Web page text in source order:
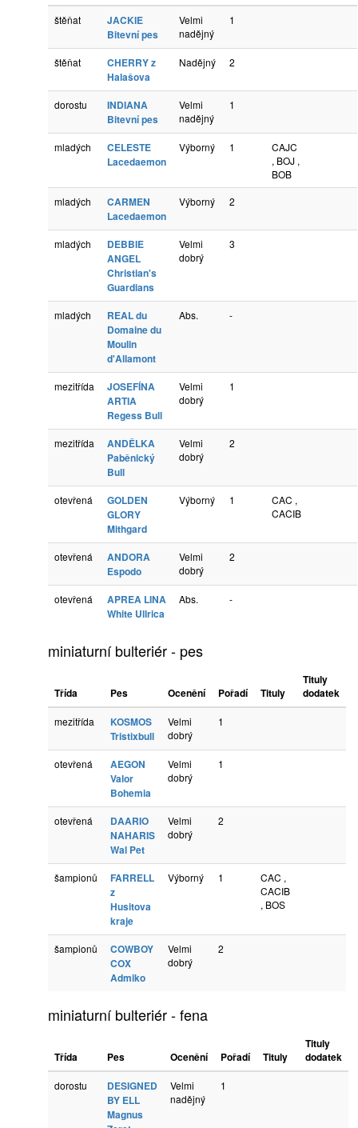
štěňat
JACKIE
Bitevní pes
Velmi
nadějný
1
štěňat
CHERRY z
Halašova
Nadějný 2
dorostu
INDIANA
Bitevní pes
Velmi
nadějný
1
mladých
CELESTE
Lacedaemon
Výborný 1
CAJC
, BOJ ,
BOB
mladých
CARMEN
Lacedaemon
Výborný 2
mladých
DEBBIE
ANGEL
Christian's
Guardians
Velmi
dobrý
3
mladých
REAL du
Domaine du
Moulin
d'Allamont
Abs. -
mezitřída
JOSEFÍNA
ARTIA
Regess Bull
Velmi
dobrý
1
mezitřída
ANDĚLKA
Paběnický
Bull
Velmi
dobrý
2
otevřená
GOLDEN
GLORY
Mithgard
Výborný 1
CAC ,
CACIB
otevřená
ANDORA
Espodo
Velmi
dobrý
2
otevřená
APREA LINA
White Ullrica
Abs. -
miniaturní bulteriér - pes
Třída Pes Ocenění Pořadí Tituly
Tituly
dodatek
mezitřída
KOSMOS
Tristixbull
Velmi
dobrý
1
otevřená
AEGON
Valor
Bohemia
Velmi
dobrý
1
otevřená
DAARIO
NAHARIS
Wal Pet
Velmi
dobrý
2
šampionů
FARRELL
z
Husitova
kraje
Výborný 1
CAC ,
CACIB
, BOS
šampionů
COWBOY
COX
Admiko
Velmi
dobrý
2
miniaturní bulteriér - fena
Třída Pes Ocenění Pořadí Tituly
Tituly
dodatek
dorostu
DESIGNED
BY ELL
Magnus
Velmi
nadějný
1